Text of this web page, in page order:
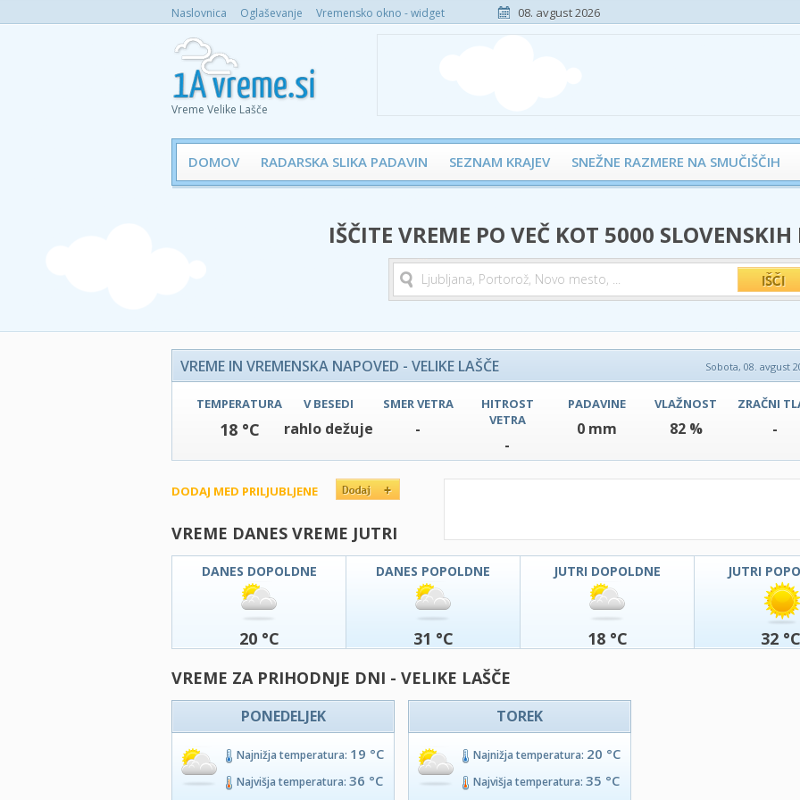
Naslovnica Oglaševanje Vremensko okno - widget 08. avgust 2026
Vreme Velike Lašče
DOMOV RADARSKA SLIKA PADAVIN SEZNAM KRAJEV SNEŽNE RAZMERE NA SMUČIŠČIH
IŠČITE VREME PO VEČ KOT 5000 SLOVENSKIH
VREME IN VREMENSKA NAPOVED - VELIKE LAŠČE Sobota, 08. avgust
TEMPERATURA
18 °C
V BESEDI
rahlo dežuje
SMER VETRA
-
HITROST
VETRA
-
PADAVINE
0 mm
VLAŽNOST
82 %
ZRAČNI
-
DODAJ MED PRILJUBLJENE
VREME DANES VREME JUTRI
DANES DOPOLDNE
20 °C
DANES POPOLDNE
31 °C
JUTRI DOPOLDNE
18 °C
JUTRI
32 °C
VREME ZA PRIHODNJE DNI - VELIKE LAŠČE
PONEDELJEK
Najnižja temperatura: 19 °C
Najvišja temperatura: 36 °C
TOREK
Najnižja temperatura: 20 °C
Najvišja temperatura: 35 °C